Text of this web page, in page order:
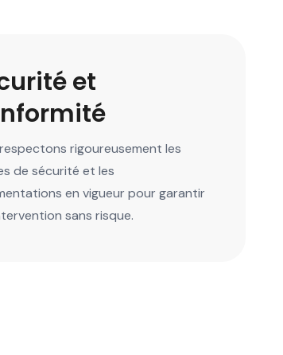
et
rigoureusement les
de sécurité et les
en vigueur pour garantir
sans risque.